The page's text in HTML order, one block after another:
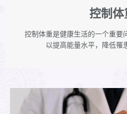
控制体
控制体重是健康生活的一个重要
以提高能量水平，降低罹